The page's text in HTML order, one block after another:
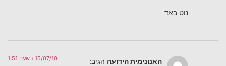
נוט באד
האנונימית הידועה הגיב: 15/07/10 בשעה 1:51